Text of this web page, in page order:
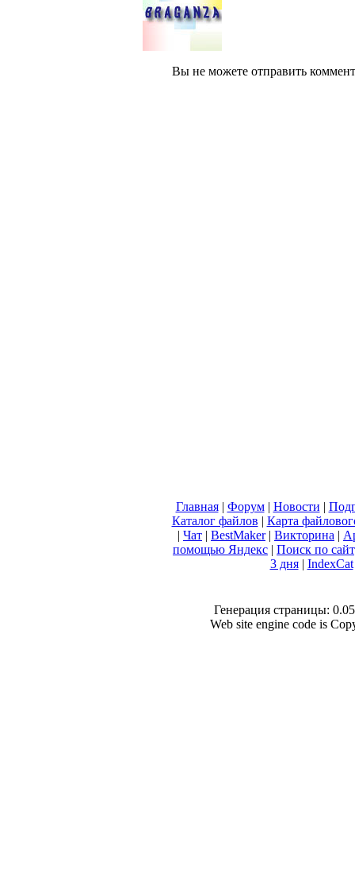
Вы не можете отправить
Главная| Форум| Новости |
Каталог файлов | Карта
| Чат | BestMaker| Викторина |
помощью Яндекс | Поиск по
3 дня| IndexCat
Генерация страницы:
Web site engine code is